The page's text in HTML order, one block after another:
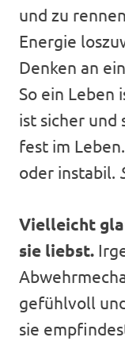
und zu
Energie
Denken an
So ein Leben
ist sicher und
fest im
oder instabil.
Vielleicht
sie liebst.
gefühlvoll
sie